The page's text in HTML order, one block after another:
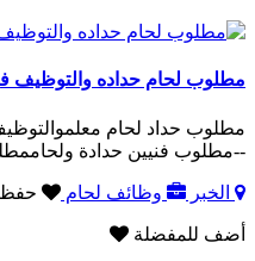
مطلوب لحام حداده والتوظيف
--مطلوب فنيين حدادة
الخبر وظائف لحام حفظ
أضف للمفضلة